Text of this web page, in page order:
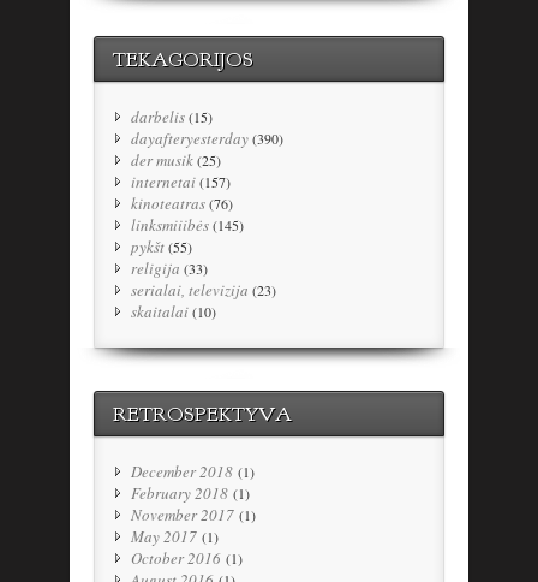
TEKAGORIJOS
darbelis(15)
dayafteryesterday(390)
der musik(25)
internetai(157)
kinoteatras(76)
linksmiiibės(145)
pykšt(55)
religija (33)
serialai, televizija (23)
skaitalai(10)
RETROSPEKTYVA
December 2018 (1)
February 2018 (1)
November 2017 (1)
May 2017 (1)
October 2016 (1)